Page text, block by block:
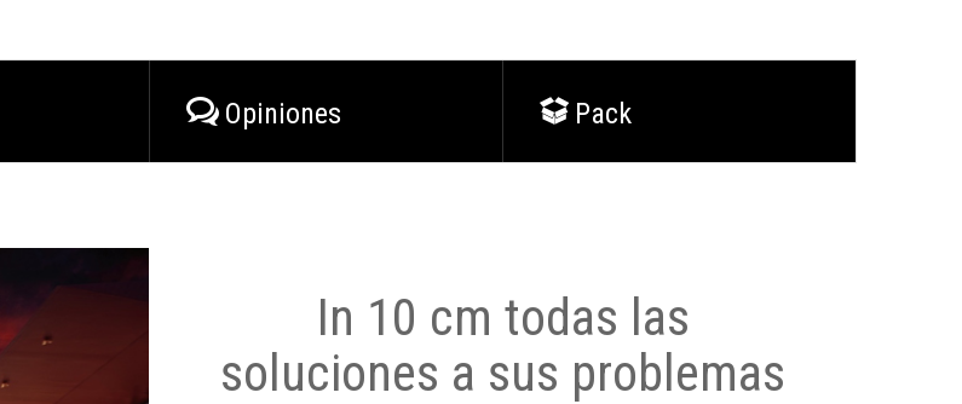
Opiniones Pack
In 10 cm todas las
soluciones a sus problemas